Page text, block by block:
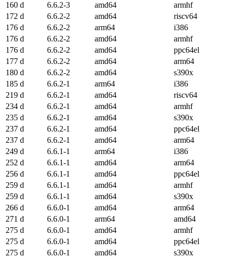
160 d
6.6.2-3 amd64
armhf
172 d
6.6.2-2 amd64
riscv64
176 d
6.6.2-2 arm64
i386
176 d
6.6.2-2 amd64
armhf
176 d
6.6.2-2 amd64
ppc64el
177 d
6.6.2-2 amd64
arm64
180 d
6.6.2-2 amd64
s390x
185 d
6.6.2-1 arm64
i386
219 d
6.6.2-1 amd64
riscv64
234 d
6.6.2-1 amd64
armhf
235 d
6.6.2-1 amd64
s390x
237 d
6.6.2-1 amd64
ppc64el
237 d
6.6.2-1 amd64
arm64
249 d
6.6.1-1 arm64
i386
252 d
6.6.1-1 amd64
arm64
256 d
6.6.1-1 amd64
ppc64el
259 d
6.6.1-1 amd64
armhf
259 d
6.6.1-1 amd64
s390x
266 d
6.6.0-1 amd64
arm64
271 d
6.6.0-1 arm64
amd64
275 d
6.6.0-1 amd64
armhf
275 d
6.6.0-1 amd64
ppc64el
275 d
6.6.0-1 amd64
s390x